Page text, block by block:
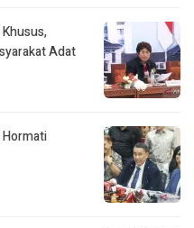
Khusus,
Adat